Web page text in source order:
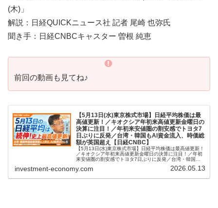
(木)」
解説：日経QUICKニュース社 記者 尾崎 也弥氏
聞き手：日経CNBCキャスター 曽根 純恵
前回の動画も見てね♪
【5月13日(水)東京株式市場】日経平均株価は最
高値更新！／キオクシア年初来高値更新金曜日の
決算に注目！／年初来安値圏の割安感でトヨタ7
日ぶりに反発／台湾・韓国もAI資金流入、時価総
額が英国超え【日経CNBC】
【5月13日(水)東京株式市場】日経平均株価は最高値更新！
／キオクシア年初来高値更新金曜日の決算に注目！／年初
来安値圏の割安感でトヨタ7日ぶりに反発／台湾・韓国も
ト・経済専門チャンネル...
investment-economy.com 2026.05.13